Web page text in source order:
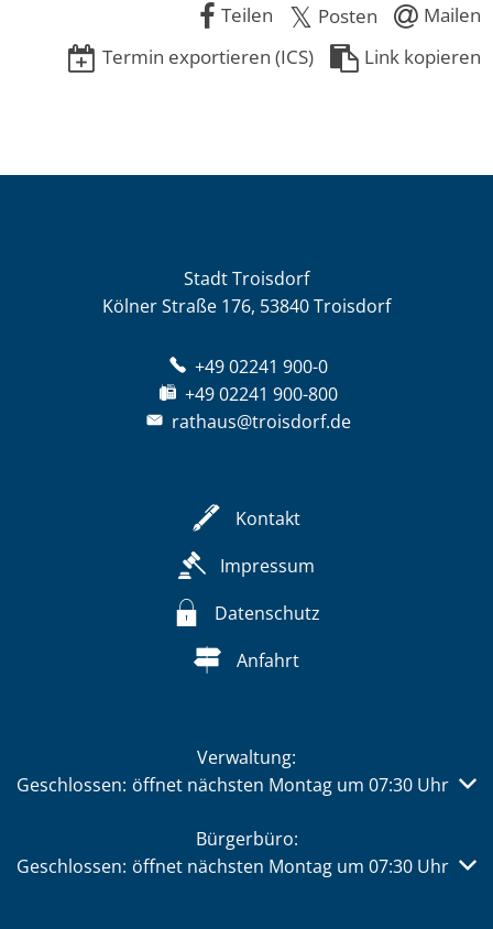
Teilen
Posten
Mailen
Termin exportieren (ICS)
Link kopieren
Stadt Troisdorf
Kölner Straße 176, 53840 Troisdorf
+49 02241 900-0
+49 02241 900-800
rathaus@troisdorf.de
Kontakt
Impressum
Datenschutz
Anfahrt
Verwaltung:
Klicken, um weitere Öffnungs- oder Schließzeiten
Geschlossen: öffnet nächsten Montag um 07:30 Uhr
Bürgerbüro:
Klicken, um weitere Öffnungs- oder Schließzeiten
Geschlossen: öffnet nächsten Montag um 07:30 Uhr